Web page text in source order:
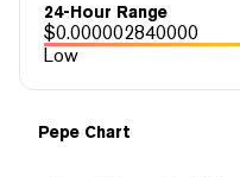
24-Hour Range
$0.000002840000
Low
Pepe Chart